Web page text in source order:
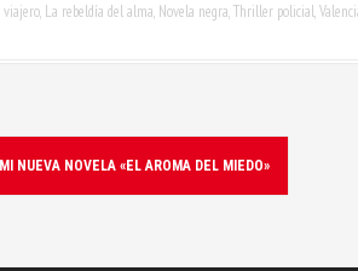
viajero, La rebeldía del alma, Novela negra,Thriller policial,
MI NUEVA NOVELA «EL AROMA DEL MIEDO»